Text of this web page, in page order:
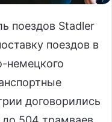
поездов Stadler
поездов в
немецкого
договорились